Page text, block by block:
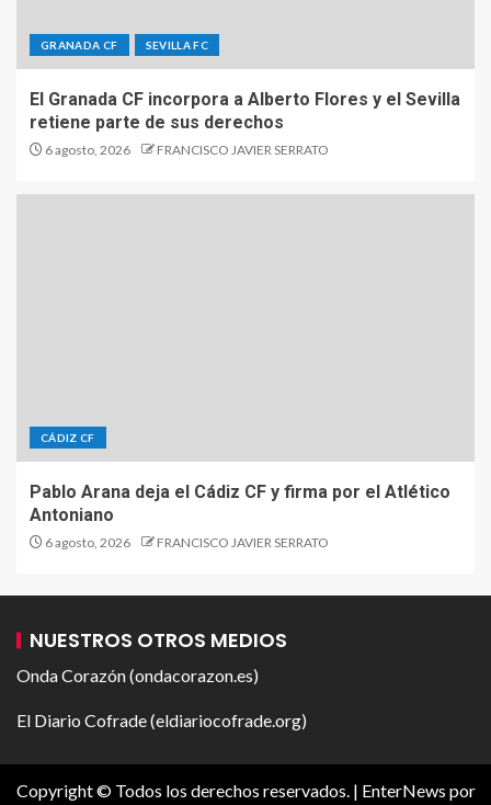
GRANADA CF SEVILLA FC
El Granada CF incorpora a Alberto Flores y el Sevilla
retiene parte de sus derechos
6 agosto, 2026 FRANCISCO JAVIER SERRATO
CÁDIZ CF
Pablo Arana deja el Cádiz CF y firma por el Atlético
Antoniano
6 agosto, 2026 FRANCISCO JAVIER SERRATO
NUESTROS OTROS MEDIOS
Onda Corazón (ondacorazon.es)
El Diario Cofrade (eldiariocofrade.org)
Copyright © Todos los derechos reservados. | EnterNews por